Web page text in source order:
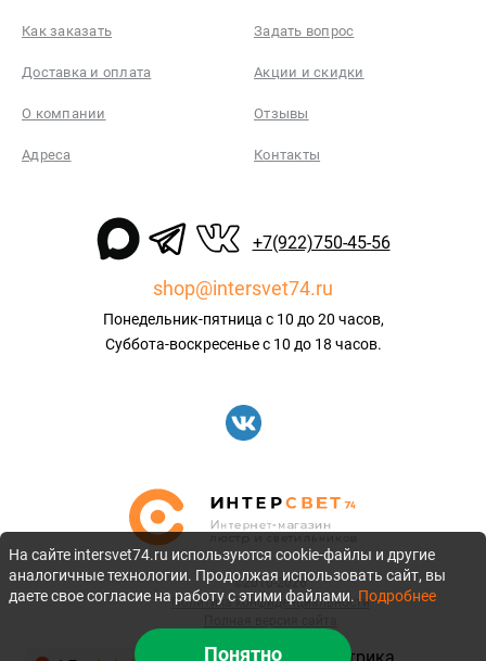
Как заказать Задать вопрос
Доставка и оплата Акции и скидки
О компании Отзывы
Адреса Контакты
+7(922)750-45-56
shop@intersvet74.ru
Понедельник-пятница с 10 до 20 часов,
Суббота-воскресенье с 10 до 18 часов.
©2010-2026
Политика конфиденциальности
На сайте intersvet74.ru используются cookie-файлы и другие
аналогичные технологии. Продолжая использовать сайт, вы
даете свое согласие на работу с этими файлами. Подробнее
Понятно